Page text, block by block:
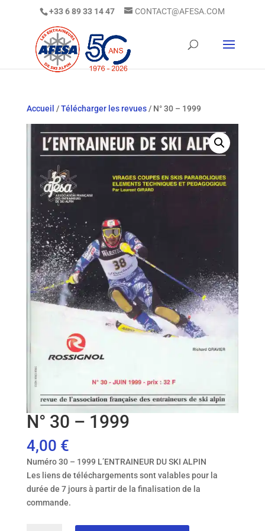
+33 6 89 33 14 47 CONTACT@AFESA.COM
Accueil /Télécharger les revues/ N° 30 – 1999
N° 30 – 1999
4,00 €
Numéro 30 – 1999 L’ENTRAINEUR DU SKI ALPIN
Les liens de téléchargements sont valables pour la
durée de 7 jours à partir de la finalisation de la
commande.